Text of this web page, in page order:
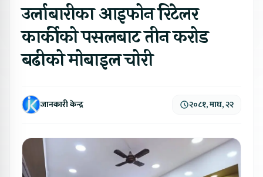
उर्लाबारीका आइफोन रिटेलर
कार्कीको पसलबाट तीन करोड
बढीको मोबाइल चोरी
जानकारी केन्द्र २०८१, माघ, २२